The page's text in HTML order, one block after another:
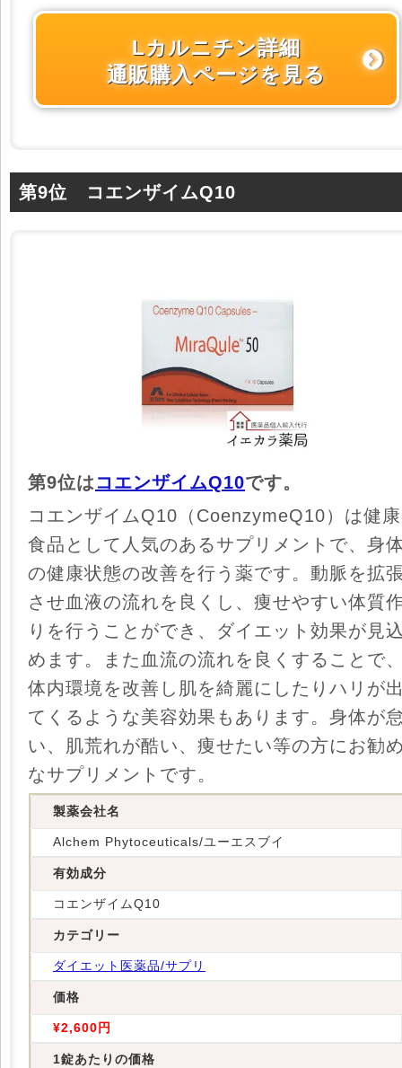
Lカルニチン詳細
通販購入ページを見る
第9位 コエンザイムQ10
第9位は コエンザイムQ10です。
コエンザイムQ10（CoenzymeQ10）は健康
食品として人気のあるサプリメントで、身
の健康状態の改善を行う薬です。動脈を拡
させ血液の流れを良くし、痩せやすい体質
りを行うことができ、ダイエット効果が見
めます。また血流の流れを良くすることで
体内環境を改善し肌を綺麗にしたりハリが
てくるような美容効果もあります。身体が
い、肌荒れが酷い、痩せたい等の方にお勧
なサプリメントです。
製薬会社名
Alchem Phytoceuticals/ユーエスブイ
有効成分
コエンザイムQ10
カテゴリー
ダイエット医薬品/サプリ
価格
¥2,600円
1錠あたりの価格